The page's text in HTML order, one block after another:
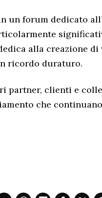
un forum dedicato
alla creazione
ricordo duraturo.
partner, clienti e
che